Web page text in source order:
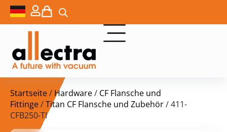
Startseite/ Hardware/ CF Flansche und
Fittinge/Titan CF Flansche und Zubehör/ 411-
CFB250-TI